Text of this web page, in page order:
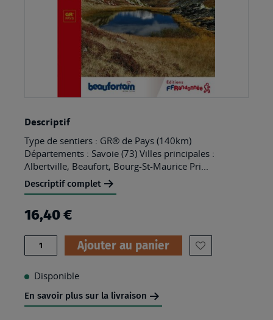
to
the
beginning
of
the
images
gallery
Descriptif
Type de sentiers : GR® de Pays (140km)
Départements : Savoie (73) Villes principales :
Albertville, Beaufort, Bourg-St-Maurice Pri...
Descriptif complet
16,40 €
Quantité Ajouter au panier
AJOUTER
Disponible
En savoir plus sur la livraison